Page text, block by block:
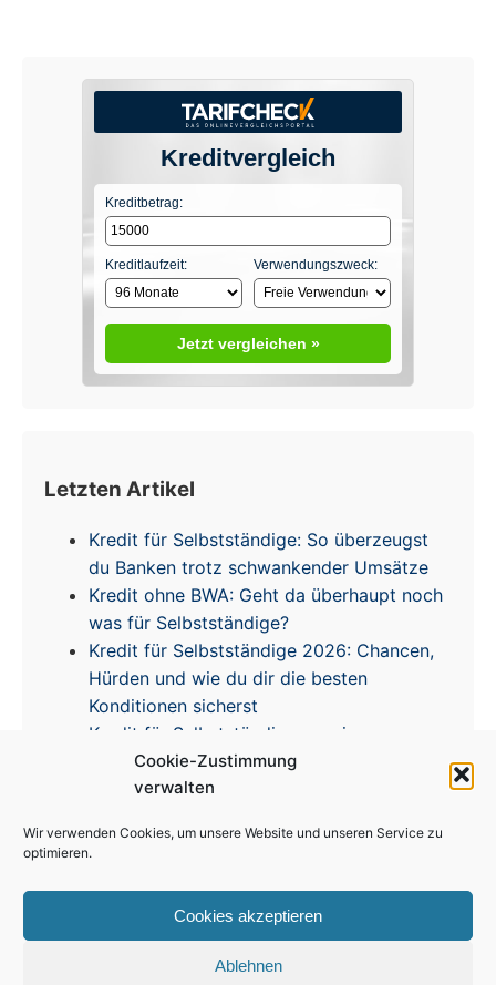
Cookie-Zustimmung
verwalten
Wir verwenden Cookies, um unsere Website und unseren Service zu
optimieren.
Cookies akzeptieren
Ablehnen
Kreditvergleich
Kreditbetrag:
Kreditlaufzeit: Verwendungszweck:
Jetzt vergleichen »
Letzten Artikel
Kredit für Selbstständige: So überzeugst
du Banken trotz schwankender Umsätze
Kredit ohne BWA: Geht da überhaupt noch
was für Selbstständige?
Kredit für Selbstständige 2026: Chancen,
Hürden und wie du dir die besten
Konditionen sicherst
Kredit für Selbstständige – meine
Erfahrungen & Tipps zur Zinsentwicklung
Impressum | Disclaimer | Datenschutz | Cookie
Richtlinie